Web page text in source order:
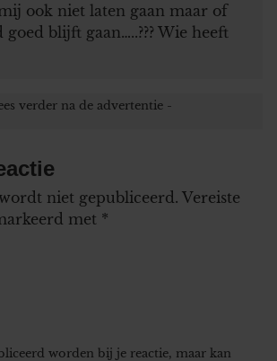
ook niet laten gaan maar of
blijft gaan…..??? Wie heeft
niet gepubliceerd. Vereiste
met *
worden bij je reactie, maar kan